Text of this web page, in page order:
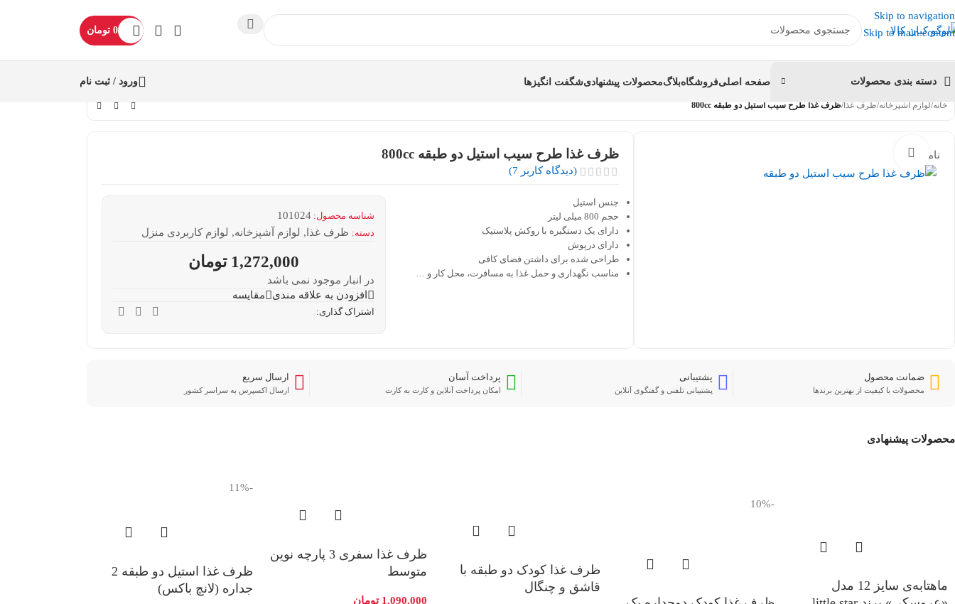
Skip to navigation
Skip to main content
0 تومان
دسته بندی محصولات صفحه اصلیفروشگاهبلاگمحصولات پیشنهادیشگفت انگیزها ورود / ثبت نام
خانه/لوازم آشپزخانه/ظرف غذا/ظرف غذا طرح سیب استیل دو طبقه 800cc
ناموجود ظرف غذا طرح سیب استیل دو طبقه 800cc
(دیدگاه کاربر 7
)
جنس استیل
حجم 800 میلی لیتر
دارای یک دستگیره با روکش پلاستیک
دارای درپوش
طراحی شده برای داشتن فضای کافی
مناسب نگهداری و حمل غذا به مسافرت، محل کار و …
شناسه محصول: 101024
دسته: ظرف غذا, لوازم آشپزخانه, لوازم کاربردی منزل
1,272,000 تومان
در انبار موجود نمی باشد
افزودن به علاقه مندی
مقایسه
اشتراک گذاری:
ضمانت محصول
محصولات با کیفیت از بهترین برندها
پشتیبانی
پشتیبانی تلفنی و گفتگوی آنلاین
پرداخت آسان
امکان پرداخت آنلاین و کارت به کارت
ارسال سریع
ارسال اکسپرس به سراسر کشور
محصولات پیشنهادی
ماهتابه‌ی سایز 12 مدل
-10%
ظرف غذا کودک دو طبقه با
قاشق و چنگال
ظرف غذا سفری 3 پارچه نوین
متوسط
1,090,000 تومان
-11%
ظرف غذا استیل دو طبقه 2
جداره (لانچ باکس)